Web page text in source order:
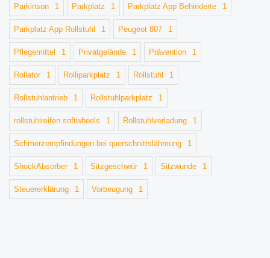
Parkinson 1 Parkplatz 1 Parkplatz App Behinderte 1
Parkplatz App Rollstuhl 1 Peugeot 807 1
Pflegemittel 1 Privatgelände 1 Prävention 1
Rollator 1 Rolliparkplatz 1 Rollstuhl 1
Rollstuhlantrieb 1 Rollstuhlparkplatz 1
rollstuhlreifen softwheels 1 Rollstuhlverladung 1
Schmerzempfindungen bei querschnittslähmung 1
ShockAbsorber 1 Sitzgeschwür 1 Sitzwunde 1
Steuererklärung 1 Vorbeugung 1